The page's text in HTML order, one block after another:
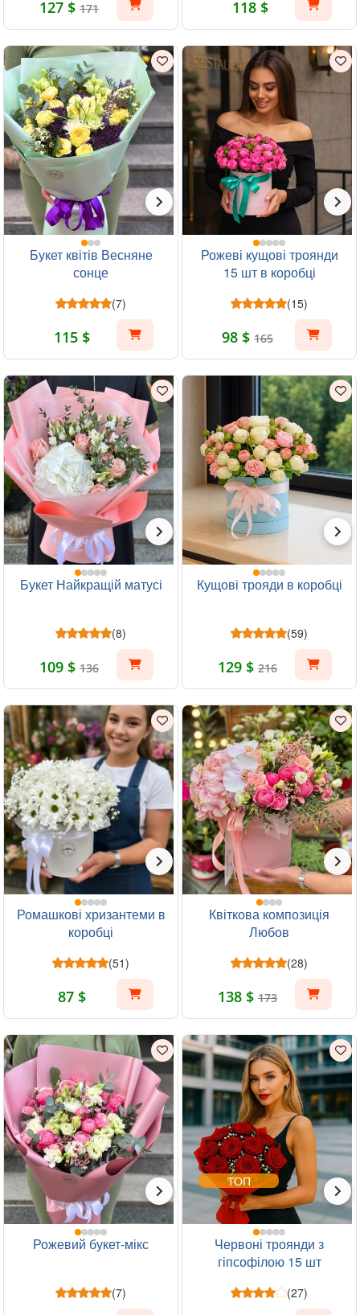
127 $ 171 118 $
Букет квітів Весняне
сонце
(7)
115 $
Рожеві кущові троянди
15 шт в коробці
(15)
98 $ 165
Букет Найкращій матусі
(8)
109 $ 136
Кущові трояди в коробці
(59)
129 $ 216
Ромашкові хризантеми в
коробці
(51)
87 $
Квіткова композиція
Любов
(28)
138 $ 173
Рожевий букет-мікс
(7)
ТОП
Червоні троянди з
гіпсофілою 15 шт
(27)